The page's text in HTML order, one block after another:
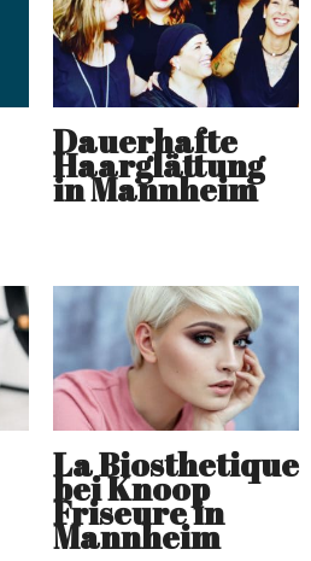
Dauerhafte
Haarglättung
in Mannheim
La Biosthetique
bei Knoop
Friseure in
Mannheim